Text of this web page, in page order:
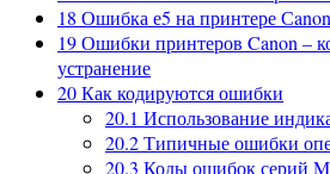
18 Ошибка е5 на принтере Сanon
19Ошибки принтеров Canon –
устранение
20Как кодируются ошибки
20.1 Использование
20.2Типичные ошибки
20.3 Коды ошибок серий